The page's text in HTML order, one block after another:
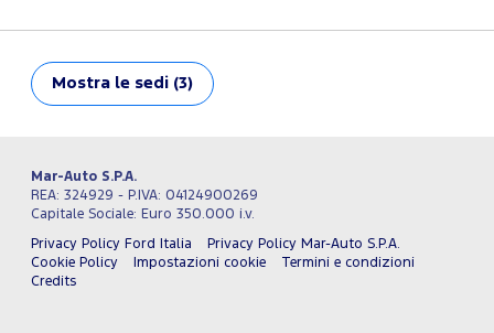
Mostra le sedi (3)
Mar-Auto S.P.A.
REA: 324929 - P.IVA: 04124900269
Capitale Sociale: Euro 350.000 i.v.
Privacy Policy Ford Italia
Privacy Policy Mar-Auto S.P.A.
Cookie Policy
Impostazioni cookie
Termini e condizioni
Credits